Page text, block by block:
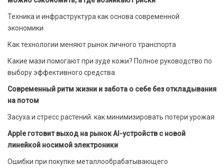
Техника и инфраструктура как основа современной
экономики
Как технологии меняют рынок личного транспорта
Какие мази помогают при зуде кожи? Полное руководство по
выбору эффективного средства
Современный ритм жизни и забота о себе без откладывания
на потом
Засуха и стресс растений: как минимизировать потери урожая
Apple готовит выход на рынок AI-устройств с новой
линейкой носимой электроники
Ошибки при покупке металлообрабатывающего